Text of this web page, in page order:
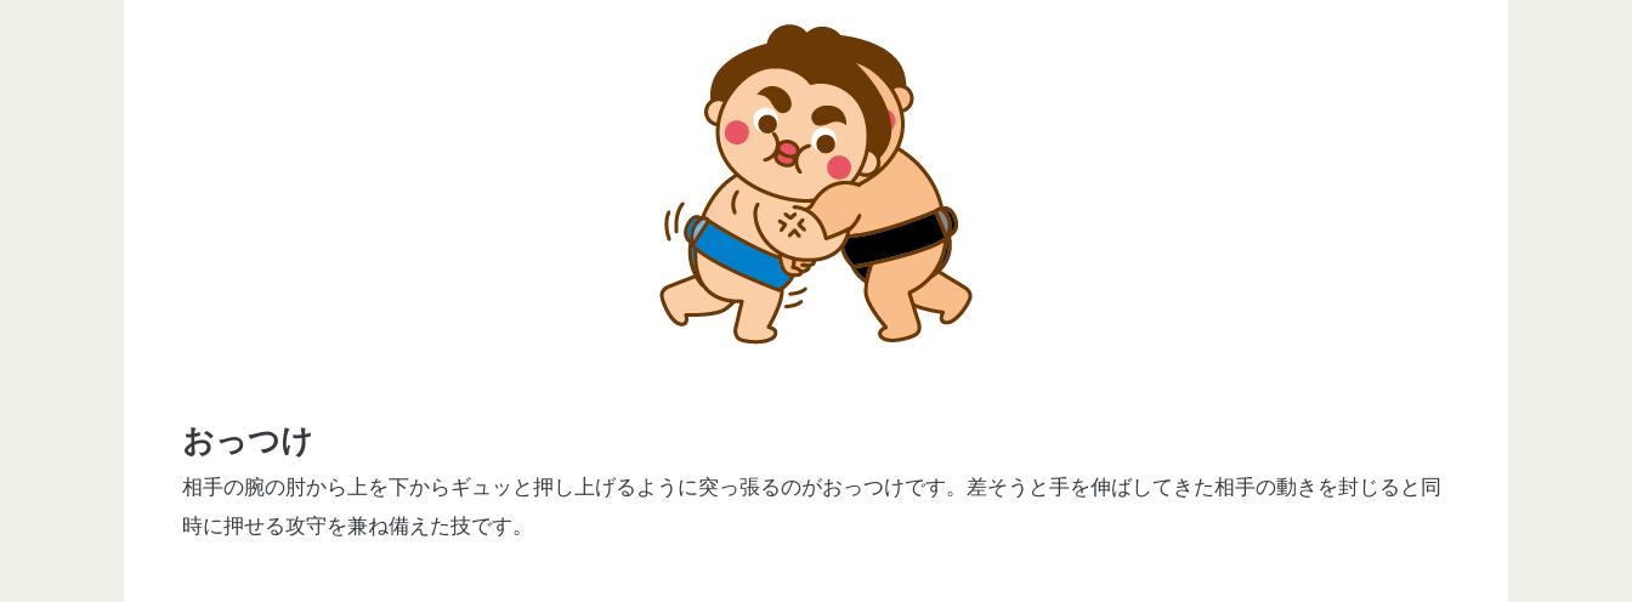
おっつけ
相手の腕の肘から上を下からギュッと押し上げるように突っ張るのがおっつけです。差そうと手を伸ばしてきた相手の動きを封じると同
時に押せる攻守を兼ね備えた技です。